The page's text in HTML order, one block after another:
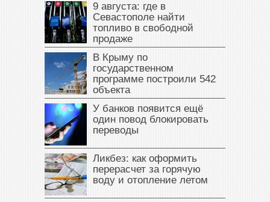
9 августа: где в
Севастополе найти
топливо в свободной
продаже
В Крыму по
государственном
программе построили 542
объекта
У банков появится ещё
один повод блокировать
переводы
Ликбез: как оформить
перерасчет за горячую
воду и отопление летом